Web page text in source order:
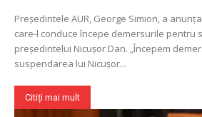
Președintele AUR, George Simion, a
care-l conduce începe demersurile pentru
președintelui Nicușor Dan. „Începem
suspendarea lui Nicușor...
Citiți mai mult